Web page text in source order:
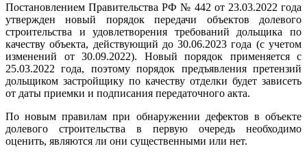
Постановлением Правительства РФ № 442 от 23.03.2022 года
утвержден новый порядок передачи объектов долевого
строительства и удовлетворения требований дольщика по
качеству объекта, действующий до 30.06.2023 года (с учетом
изменений от 30.09.2022). Новый порядок применяется с
25.03.2022 года, поэтому порядок предъявления претензий
дольщиком застройщику по качеству отделки будет зависеть
от даты приемки и подписания передаточного акта.
По новым правилам при обнаружении дефектов в объекте
долевого строительства в первую очередь необходимо
оценить, являются ли они существенными или нет.